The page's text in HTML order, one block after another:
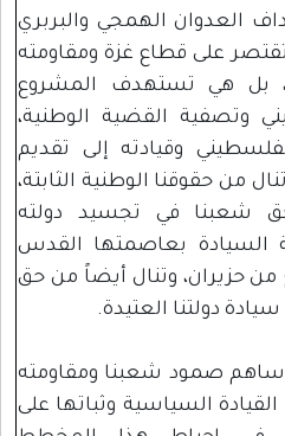
العدوان الهمجي والبربري
على قطاع غزة ومقاومته
بل هي تستهدف المشروع
وتصفية القضية الوطنية،
وقيادته إلى تقديم
من حقوقنا الوطنية الثابتة،
شعبنا في تجسيد دولته
السيادة بعاصمتها القدس
من حزيران، وتنال أيضاً من حق
دولتنا العتيدة.
صمود شعبنا ومقاومته
السياسية وثباتها على